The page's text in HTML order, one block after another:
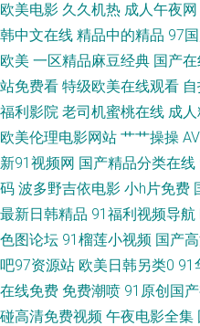
成人小视频网站 狼人综合网 神马激
选集 激情伊人综合楼 青青草视频
妻国产 大香蕉狠狠的 久久伊人在
九热66 日本成人三级 亚洲三片 91
利视频 91成人区 福利精品店 欧亚
影院 九一视频免费观看 人人干91
欧美电影 久久机热 成人午夜网
韩中文在线 精品中的精品 97
欧美 一区精品麻豆经典 国产
站免费看 特级欧美在线观看
福利影院 老司机蜜桃在线 成
欧美伦理电影网站 艹艹操操
新91视频网 国产精品分类在线
码 波多野吉依电影 小h片免费
最新日韩精品 91福利视频导航
色图论坛 91榴莲小视频 国产
吧97资源站 欧美日韩另类0 91
在线免费 免费潮喷 91原创国
碰高清免费视频 午夜电影全集